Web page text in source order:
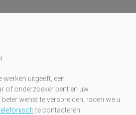
werken uitgeeft, een
of onderzoeker bent en uw
wenst te verspreiden, raden we u
te contacteren